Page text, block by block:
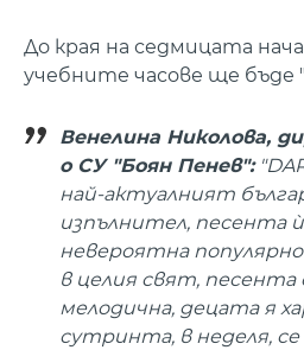
До края на седмицата
учебните часове ще бъде
Венелина Николова,
о СУ "Боян Пенев":
най-актуалният
изпълнител, песента
невероятна
в целия свят, песента
мелодична, децата я
сутринта, в неделя, се